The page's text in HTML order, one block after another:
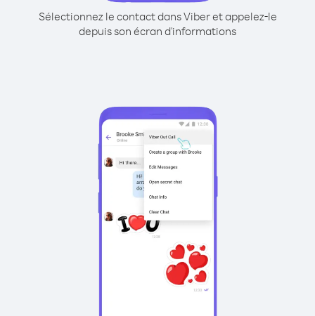
Sélectionnez le contact dans Viber et appelez-le
depuis son écran d'informations